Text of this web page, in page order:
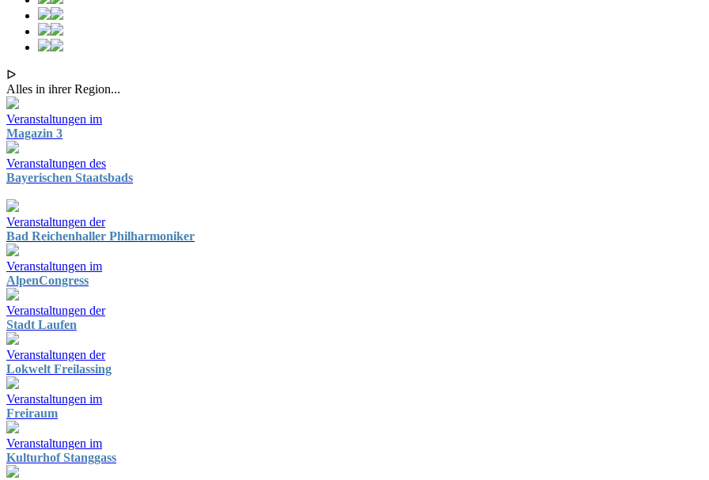
ᐅ
Alles in ihrer Region...
Veranstaltungen im
Magazin 3
Veranstaltungen des
Bayerischen Staatsbads
Veranstaltungen der
Bad Reichenhaller Philharmoniker
Veranstaltungen im
AlpenCongress
Veranstaltungen der
Stadt Laufen
Veranstaltungen der
Lokwelt Freilassing
Veranstaltungen im
Freiraum
Veranstaltungen im
Kulturhof Stanggass